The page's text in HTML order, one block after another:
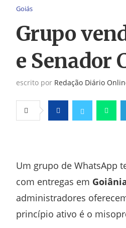
Goiás
Grupo
e Senador
escrito por Redação Diário
Um grupo de WhatsApp
com entregas em
administradores
princípio ativo é o